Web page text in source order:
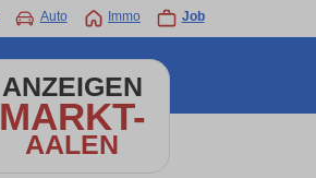
Auto Immo Job
ANZEIGEN
MARKT-
AALEN